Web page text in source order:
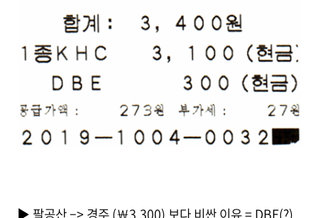
▶ 팔공산 –> 경주 (￦3,300) 보다 비싼 이유 = DBE(?)